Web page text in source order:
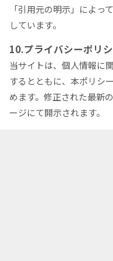
「引用元の明示」によっ
しています。
10.プライバシーポリ
当サイトは、個人情報に
するとともに、本ポリシ
めます。修正された最新
ージにて開示されます。